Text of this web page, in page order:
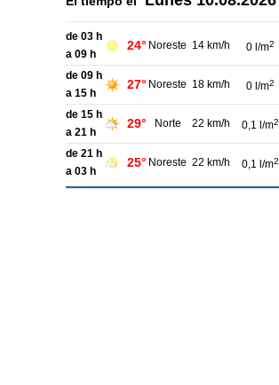
de 03 h
a 09 h
24° Noreste 14 km/h 0 l/m2
de 09 h
a 15 h
27° Noreste 18 km/h 0 l/m2
de 15 h
a 21 h
29° Norte 22 km/h 0,1 l/m2
de 21 h
a 03 h
25° Noreste 22 km/h 0,1 l/m2